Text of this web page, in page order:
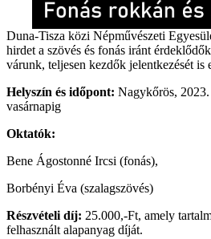
Duna-Tisza közi Népművészeti
hirdet a szövés és fonás iránt
várunk, teljesen kezdők jelentkezését is
Helyszín és időpont: Nagykőrös,
vasárnapig
Oktatók:
Bene Ágostonné Ircsi (fonás),
Borbényi Éva (szalagszövés)
Részvételi díj: 25.000,-Ft, amely
felhasznált alapanyag díját.